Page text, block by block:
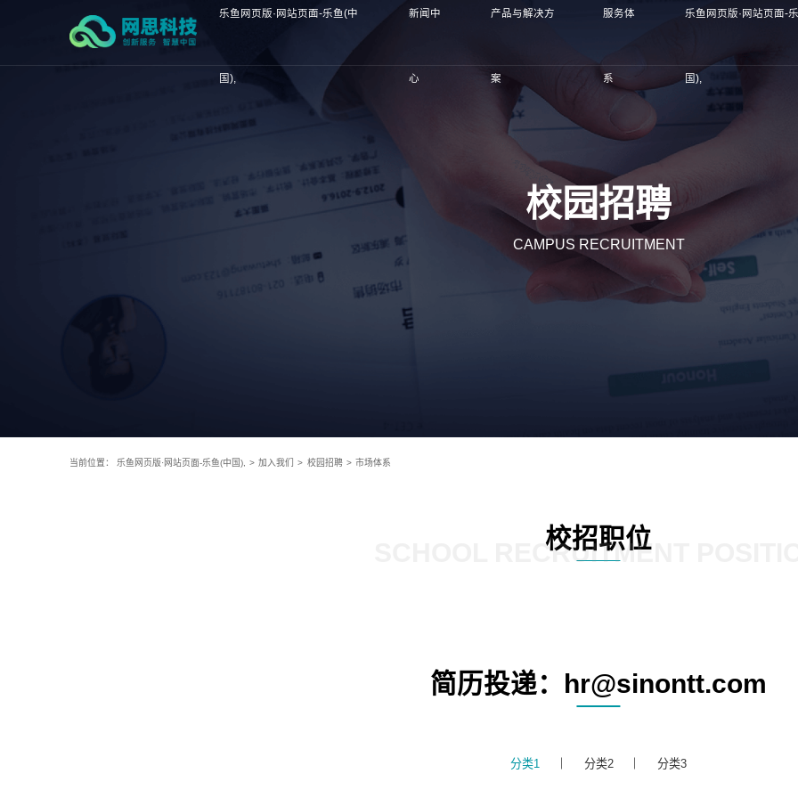
乐鱼网页版·网站页面-乐鱼(中
国),
新闻中
心
产品与解决方
案
服务体
系
乐鱼网页版·网站页面-
国),
校园招聘
CAMPUS RECRUITMENT
当前位置： 乐鱼网页版·网站页面-乐鱼(中国), > 加入我们 > 校园招聘 > 市场体系
校招职位
SCHOOL RECRUITMENT
简历投递：hr@sinontt.com
分类1 分类2 分类3